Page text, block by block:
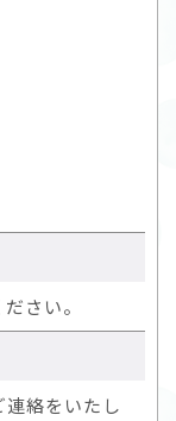
さい。
絡をいたし